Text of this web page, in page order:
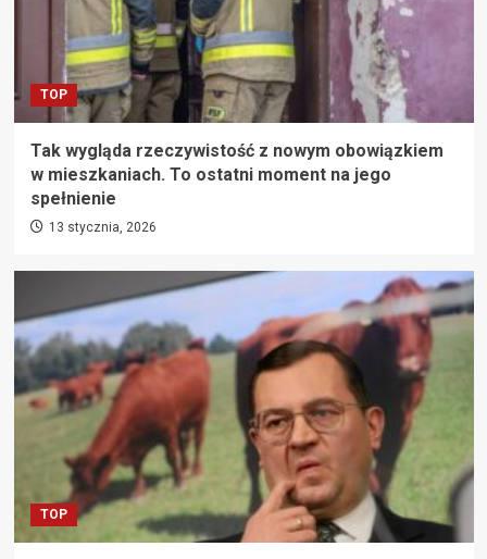
TOP
Tak wygląda rzeczywistość z nowym obowiązkiem
w mieszkaniach. To ostatni moment na jego
spełnienie
13 stycznia, 2026
TOP